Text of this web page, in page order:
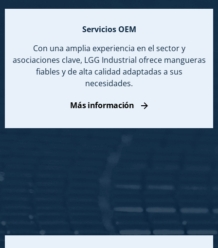
Servicios OEM
Con una amplia experiencia en el sector y
asociaciones clave, LGG Industrial ofrece mangueras
fiables y de alta calidad adaptadas a sus
necesidades.
Más información